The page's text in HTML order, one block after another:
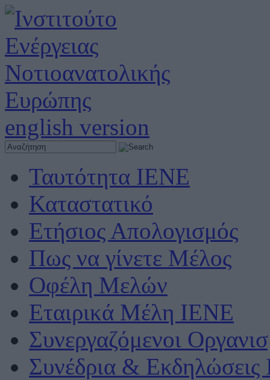
english version
Ταυτότητα ΙΕΝΕ
Καταστατικό
Ετήσιος Απολογισμός
Πως να γίνετε Μέλος
Οφέλη Μελών
Εταιρικά Μέλη ΙΕΝΕ
Συνεργαζόμενοι
Συνέδρια &